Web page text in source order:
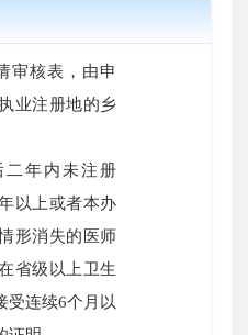
审核表，由申
业注册地的乡
年内未注册
以上或者本办
形消失的医师
省级以上卫生
受连续6个月以